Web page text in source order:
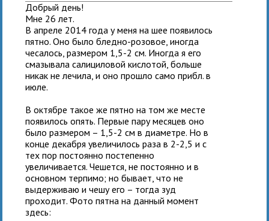
Добрый день!
Мне 26 лет.
В апреле 2014 года у меня на шее появилось
пятно. Оно было бледно-розовое, иногда
чесалось, размером 1,5-2 см. Иногда я его
смазывала салициловой кислотой, больше
никак не лечила, и оно прошло само прибл. в
июле.
В октябре такое же пятно на том же месте
появилось опять. Первые пару месяцев оно
было размером – 1,5-2 см в диаметре. Но в
конце декабря увеличилось раза в 2-2,5 и с
тех пор постоянно постепенно
увеличивается. Чешется, не постоянно и в
основном терпимо; но бывает, что не
выдерживаю и чешу его – тогда зуд
проходит. Фото пятна на данный момент
здесь: